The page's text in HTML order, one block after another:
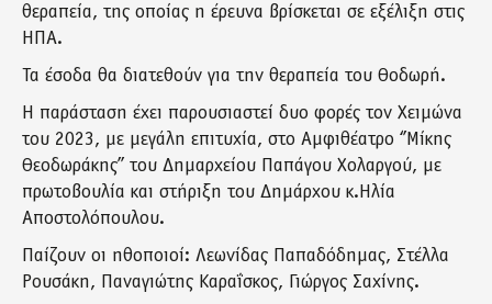
θεραπεία, της οποίας η έρευνα βρίσκεται σε εξέλιξη στις
ΗΠΑ.
Τα έσοδα θα διατεθούν για την θεραπεία του Θοδωρή.
Η παράσταση έχει παρουσιαστεί δυο φορές τον Χειμώνα
του 2023, με μεγάλη επιτυχία, στο Αμφιθέατρο ‘’Μίκης
Θεοδωράκης’’ του Δημαρχείου Παπάγου Χολαργού, με
πρωτοβουλία και στήριξη του Δημάρχου κ.Ηλία
Αποστολόπουλου.
Παίζουν οι ηθοποιοί: Λεωνίδας Παπαδόδημας, Στέλλα
Ρουσάκη, Παναγιώτης Καραΐσκος, Γιώργος Σαχίνης.